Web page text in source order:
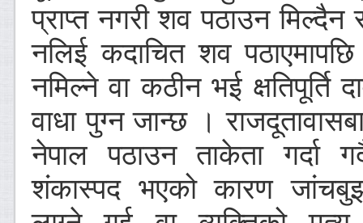
प्राप्त नगरी शव पठाउन
नलिई कदाचित शव
नमिल्ने वा कठीन भई क्षतिपूर्ति
वाधा पुग्न जान्छ ।
नेपाल पठाउन ताकेता गर्दा
शंकास्पद भएको कारण